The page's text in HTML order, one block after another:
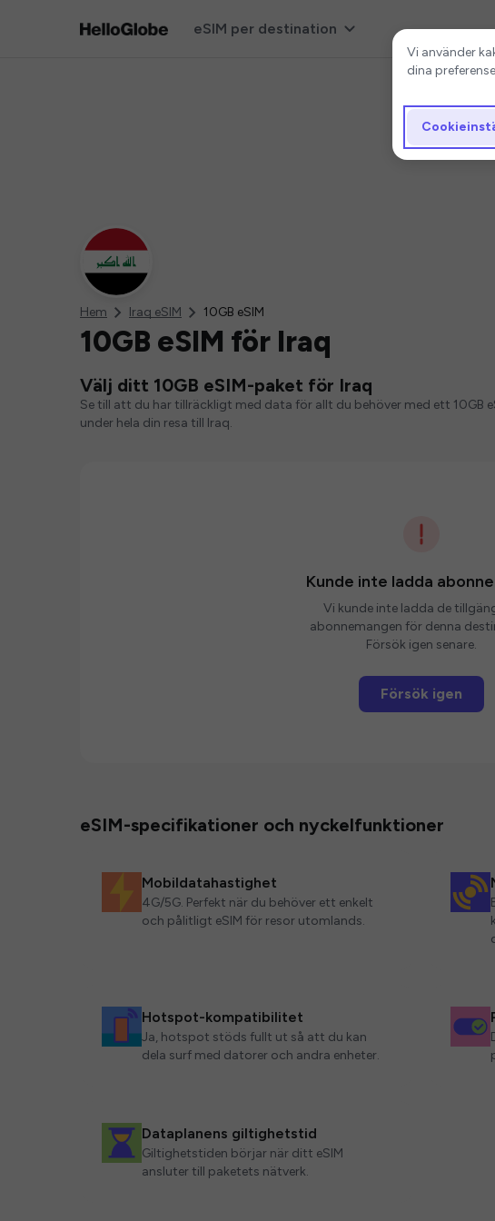
eSIM per destination
Hem Iraq eSIM 10GB eSIM
10GB eSIM för Iraq
Välj ditt 10GB eSIM-paket för Iraq
Se till att du har tillräckligt med data för allt du behöver med ett 10GB
under hela din resa till Iraq.
Kunde inte ladda
Vi kunde inte ladda de
abonnemangen för denna
Försök igen senare.
Försök igen
eSIM-specifikationer och nyckelfunktioner
Mobildatahastighet
4G/5G. Perfekt när du behöver ett enkelt
och pålitligt eSIM för resor utomlands.
Hotspot-kompatibilitet
Ja, hotspot stöds fullt ut så att du kan
dela surf med datorer och andra enheter.
Dataplanens giltighetstid
Giltighetstiden börjar när ditt eSIM
ansluter till paketets nätverk.
Vi använder
dina